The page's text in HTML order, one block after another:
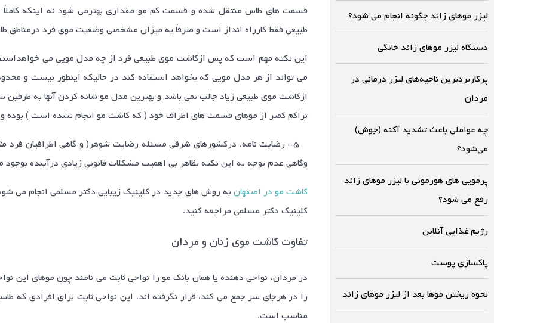
لیزر موهای زائد چگونه انجام می شود؟
دستگاه لیزر موهای زائد خانگی
پرکاربردترین ناحیه‌های لیزر درمانی در
مردان
چه عواملی باعث تشدید آکنه (جوش)
می‌شود؟
پرمویی های هورمونی با لیزر موهای زائد
رفع می شود؟
رژیم غذایی آنلاین
پاکسازی پوست
نحوه ریختن موها بعد از لیزر موهای زائد
قسمت های طاس منتقل شده و قسمت کم مو مقداری بهترمی شود نه اینکه
طبیعی فقط کارراه انداز است و صرفاً به میزان مشخصی وضعیت موی فرد درمناطق
این نکته مهم است که پس ازکاشت موی طبیعی فرد از چه مدل مویی می
می تواند از هر مدل مویی که بخواهد استفاده کند در حالیکه اینطور نیست و
ازکاشت موی طبیعی زیاد جالب نمی باشد و بهترین مدل مو شانه کردن آنها به
تراکم کمتر از موهای قسمت های اطراف خود ( که کاشت مو انجام نشده است ) بوده و
۵- رضایت نامه. درکشورهای شرقی مسئله رضایت شوهر( و گاهی اطرافیان فرد
وگاهی عدم توجه به این نکته بظاهر بی اهمیت مشکلات قانونی زیادی درآینده بوجود
کاشت مو در اصفهان به روش های جدید در کلینیک زیبایی دکتر مسلمی انجام می
کلینیک دکتر مسلمی مراجعه کنید.
تفاوت کاشت موی زنان و مردان
را در هرجای سر جمع می کند، قرار نگرفته اند. این نواحی ثابت برای افرادی که
مناسب است.